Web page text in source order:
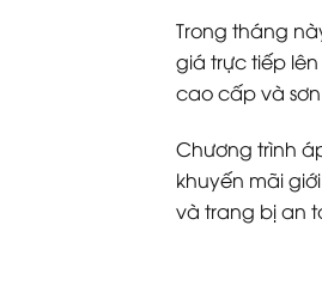
Trong tháng
giá trực tiếp
cao cấp và
Chương trình
khuyến mãi
và trang bị an